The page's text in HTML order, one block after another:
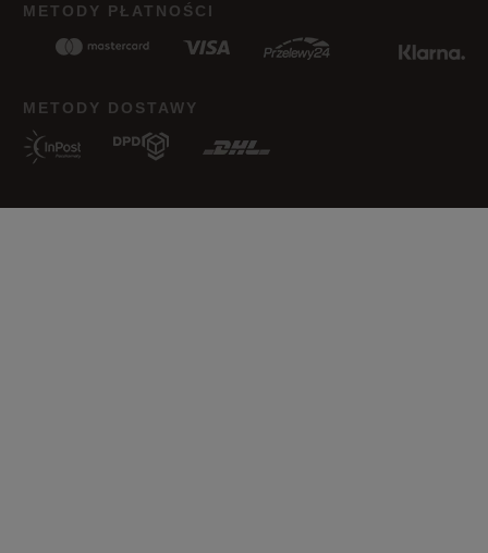
METODY PŁATNOŚCI
METODY DOSTAWY